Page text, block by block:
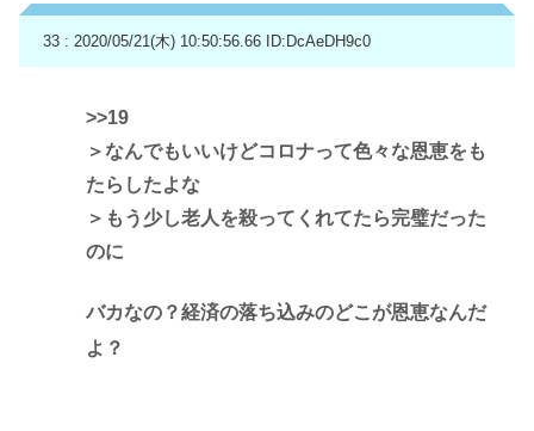
33 : 2020/05/21(木) 10:50:56.66 ID:DcAeDH9c0
>>19
＞なんでもいいけどコロナって色々な恩恵をも
たらしたよな
＞もう少し老人を殺ってくれてたら完璧だった
のに
バカなの？経済の落ち込みのどこが恩恵なんだ
よ？